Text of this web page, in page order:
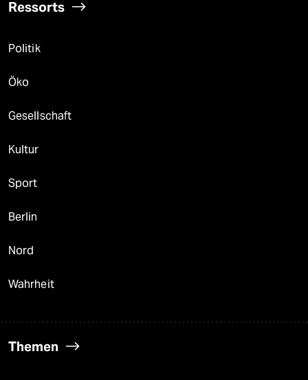
Ressorts
Politik
Öko
Gesellschaft
Kultur
Sport
Berlin
Nord
Wahrheit
Themen